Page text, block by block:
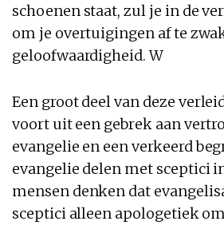
schoenen staat, zul je in de
om je overtuigingen af te
geloofwaardigheid. W
Een groot deel van deze
voort uit een gebrek aan
evangelie en een verkeerd
evangelie delen met sceptici
mensen denken dat
sceptici alleen apologetiek